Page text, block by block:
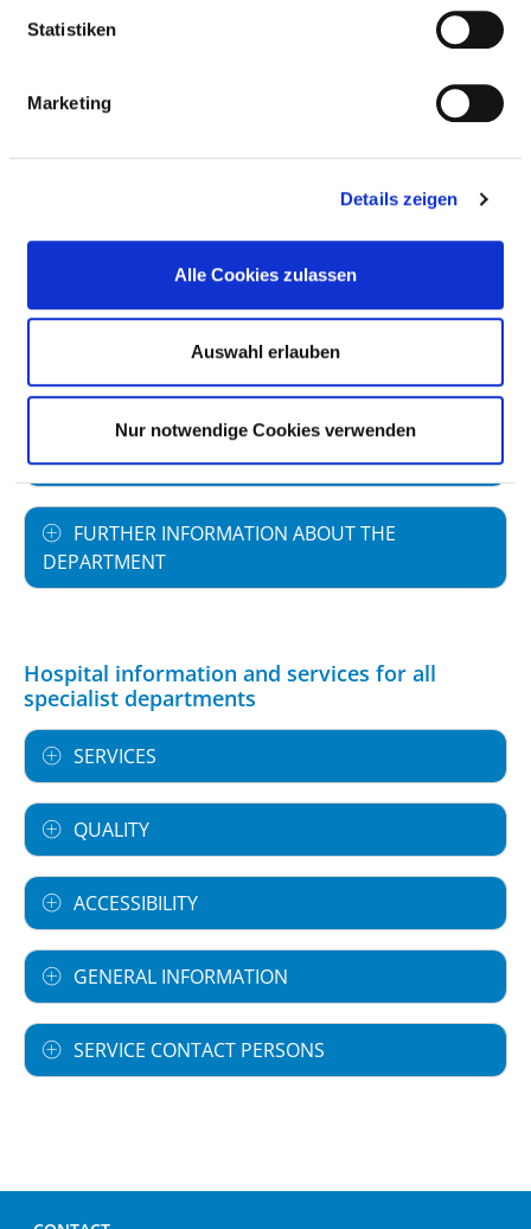
Statistiken
Marketing
Details zeigen
Alle Cookies zulassen
Auswahl erlauben
Nur notwendige Cookies verwenden
Information and services of the department
Number of inpatient cases: 3.070
SPECIALIST EXPERTISE AND FURTHER
MEDICAL SERVICE OFFERING WITH CASE
NUMBERS
FURTHER INFORMATION ABOUT THE
DEPARTMENT
Hospital information and services for all
specialist departments
SERVICES
QUALITY
ACCESSIBILITY
GENERAL INFORMATION
SERVICE CONTACT PERSONS